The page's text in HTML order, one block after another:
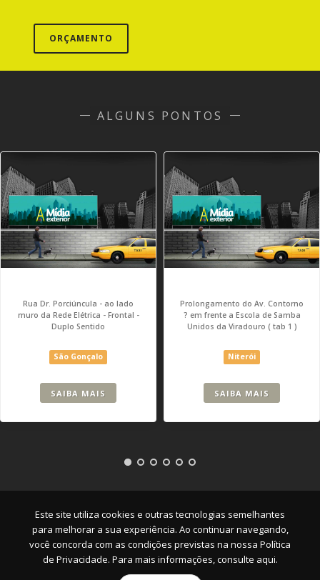
Este site utiliza cookies e outras tecnologias semelhantes
para melhorar a sua experiência. Ao continuar navegando,
você concorda com as condições previstas na nossa Política
de Privacidade. Para mais informações, consulte aqui.
ORÇAMENTO
ALGUNS PONTOS
Rua Dr. Porciúncula - ao lado
muro da Rede Elétrica - Frontal -
Duplo Sentido
São Gonçalo
SAIBA MAIS
Prolongamento do Av. Contorno
? em frente a Escola de Samba
Unidos da Viradouro ( tab 1 )
Niterói
SAIBA MAIS
Empresa|Serviços|Pontos|Contato